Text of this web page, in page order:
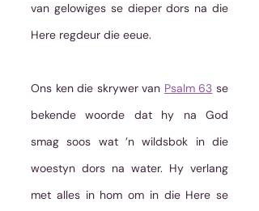
van gelowiges se dieper dors na die
Here regdeur die eeue.
Ons ken die skrywer van Psalm 63 se
bekende woorde dat hy na God
smag soos wat ’n wildsbok in die
woestyn dors na water. Hy verlang
met alles in hom om in die Here se